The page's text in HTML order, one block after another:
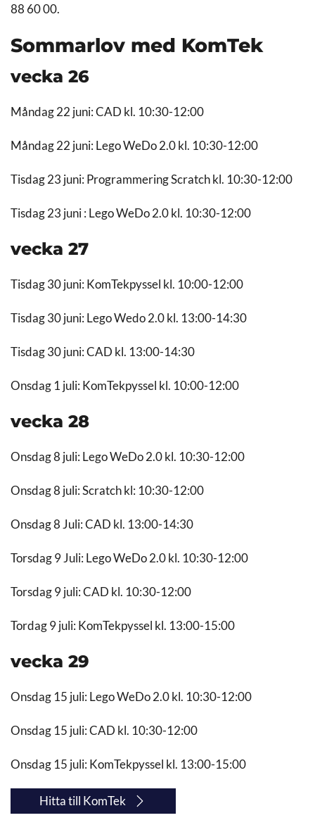
88 60 00.
Sommarlov med KomTek
vecka 26
Måndag 22 juni: CAD kl. 10:30-12:00
Måndag 22 juni: Lego WeDo 2.0 kl. 10:30-12:00
Tisdag 23 juni: Programmering Scratch kl. 10:30-12:00
Tisdag 23 juni : Lego WeDo 2.0 kl. 10:30-12:00
vecka 27
Tisdag 30 juni: KomTekpyssel kl. 10:00-12:00
Tisdag 30 juni: Lego Wedo 2.0 kl. 13:00-14:30
Tisdag 30 juni: CAD kl. 13:00-14:30
Onsdag 1 juli: KomTekpyssel kl. 10:00-12:00
vecka 28
Onsdag 8 juli: Lego WeDo 2.0 kl. 10:30-12:00
Onsdag 8 juli: Scratch kl: 10:30-12:00
Onsdag 8 Juli: CAD kl. 13:00-14:30
Torsdag 9 Juli: Lego WeDo 2.0 kl. 10:30-12:00
Torsdag 9 juli: CAD kl. 10:30-12:00
Tordag 9 juli: KomTekpyssel kl. 13:00-15:00
vecka 29
Onsdag 15 juli: Lego WeDo 2.0 kl. 10:30-12:00
Onsdag 15 juli: CAD kl. 10:30-12:00
Onsdag 15 juli: KomTekpyssel kl. 13:00-15:00
Hitta till KomTek